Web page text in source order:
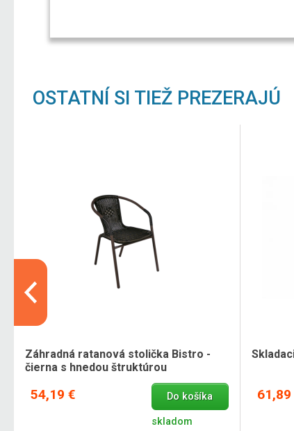
OSTATNÍ SI TIEŽ PREZERAJÚ
Záhradná ratanová stolička Bistro -
čierna s hnedou štruktúrou
54,19 € Do košíka
skladom
61,89